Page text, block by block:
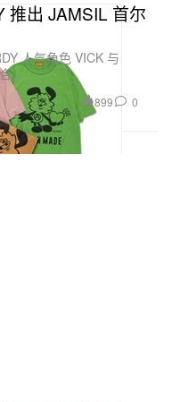
推出 JAMSIL 首尔
人气角色 VICK 与
。
899 0